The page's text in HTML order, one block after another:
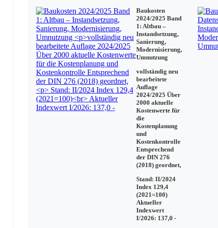
Sanierung künstlicher Mineralfasern (KMF(
Sanierung von Gebäuden, die durch ausgasfähige
Schlussbemerkung
Schadstoffkatalog
Biozide Wirkstoffe
Biozide Salze
Organische Biozide in lösungsmittelhaltigen Anstrichen
Konservierungsmittel
Steinkohlenteeröl „Carbolineum“
Polychlorierte Dibenzodioxine und –furane (PCDD/F)
Polyzyklische aromatische Kohlenwasserstoffe (PAK)
Baukosten
2024/2025 Band
1: Altbau –
Instandsetzung,
Sanierung,
Modernisierung,
Umnutzung
vollständig neu
bearbeitete
Auflage
2024/2025 Über
2000 aktuelle
Kostenwerte für
die
Kostenplanung
und
Kostenkontrolle
Entsprechend
der DIN 276
(2018) geordnet,
Stand: II/2024
Index 129,4
(2021=100)
Aktueller
Indexwert
I/2026: 137,0 -